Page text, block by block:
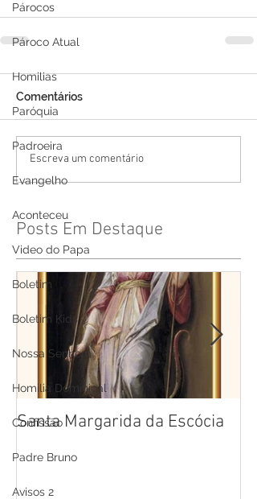
Párocos
Pároco Atual
Homilias
Paróquia
Padroeira
Evangelho
Aconteceu
Video do Papa
Boletim
Boletim Kids
Nossa Senhora
Homilia Dominical
Confissão
Padre Bruno
Avisos 2
Comentários
Escreva um comentário
Posts Em Destaque
Santa Margarida da Escócia